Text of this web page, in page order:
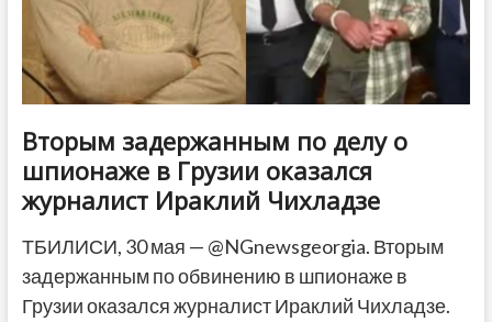
Вторым задержанным по делу о
шпионаже в Грузии оказался
журналист Ираклий Чихладзе
ТБИЛИСИ, 30 мая — @NGnewsgeorgia. Вторым
задержанным по обвинению в шпионаже в
Грузии оказался журналист Ираклий Чихладзе.